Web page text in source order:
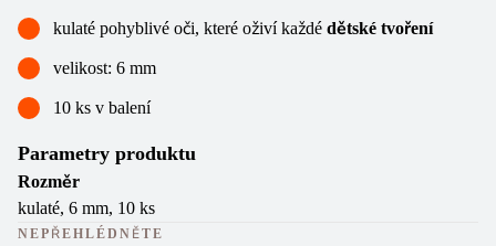
kulaté pohyblivé oči, které oživí každé dětské tvoření
velikost: 6 mm
10 ks v balení
Parametry produktu
Rozměr
kulaté, 6 mm, 10 ks
NEPŘEHLÉDNĚTE